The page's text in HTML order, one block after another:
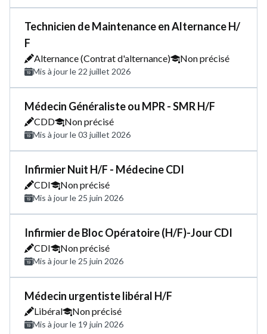
Technicien de Maintenance en Alternance H/
F
Alternance (Contrat d'alternance) Non précisé
Mis à jour le 22 juillet 2026
Médecin Généraliste ou MPR - SMR H/F
CDD Non précisé
Mis à jour le 03 juillet 2026
Infirmier Nuit H/F - Médecine CDI
CDI Non précisé
Mis à jour le 25 juin 2026
Infirmier de Bloc Opératoire (H/F)-Jour CDI
CDI Non précisé
Mis à jour le 25 juin 2026
Médecin urgentiste libéral H/F
Libéral Non précisé
Mis à jour le 19 juin 2026